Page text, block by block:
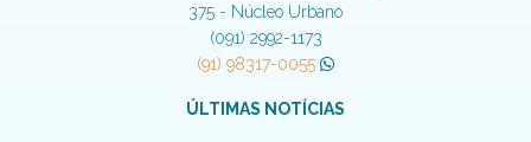
375 - Núcleo Urbano
(091) 2992-1173
(91) 98317-0055
ÚLTIMAS NOTÍCIAS